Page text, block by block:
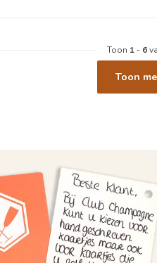
Toon 1- 6
Toon